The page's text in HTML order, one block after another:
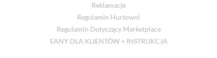
Reklamacje
Regulamin Hurtowni
Regulamin Dotyczący Marketplace
EANY DLA KLIENTÓW + INSTRUKCJA